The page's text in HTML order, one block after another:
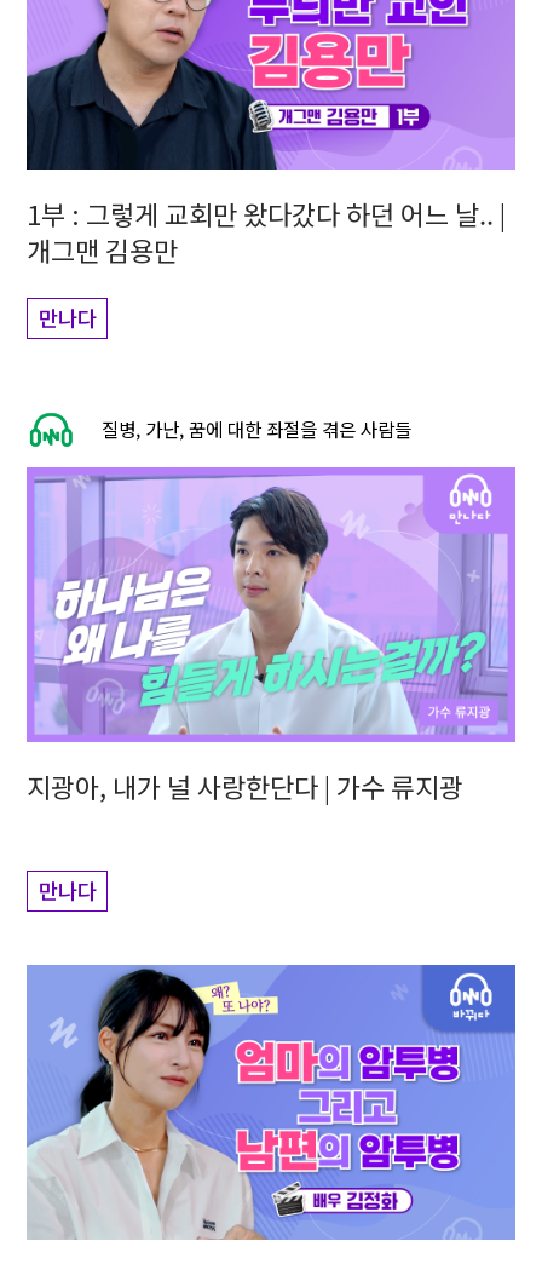
1부 : 그렇게 교회만 왔다갔다 하던 어느 날.. |
개그맨 김용만
만나다
질병, 가난, 꿈에 대한 좌절을 겪은 사람들
지광아, 내가 널 사랑한단다 | 가수 류지광
만나다